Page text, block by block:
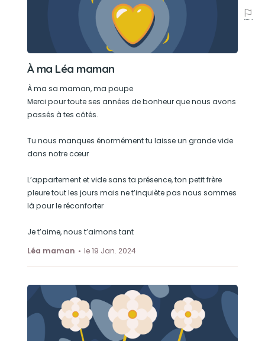
À ma Léa maman
À ma sa maman, ma poupe
Merci pour toute ses années de bonheur que nous avons
passés à tes côtés.
Tu nous manques énormément tu laisse un grande vide
dans notre cœur
L’appartement et vide sans ta présence, ton petit frère
pleure tout les jours mais ne t’inquiète pas nous sommes
là pour le réconforter
Je t’aime, nous t’aimons tant
Léa maman
le 19 Jan. 2024